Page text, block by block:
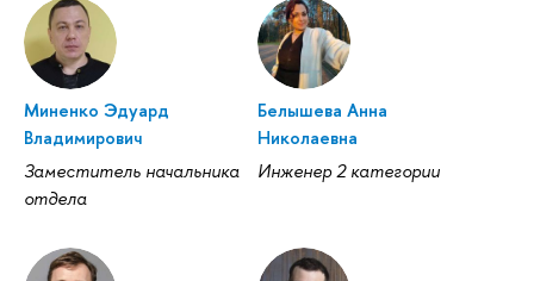
Миненко Эдуард
Владимирович
Заместитель начальника
отдела
Белышева Анна
Николаевна
Инженер 2 категории